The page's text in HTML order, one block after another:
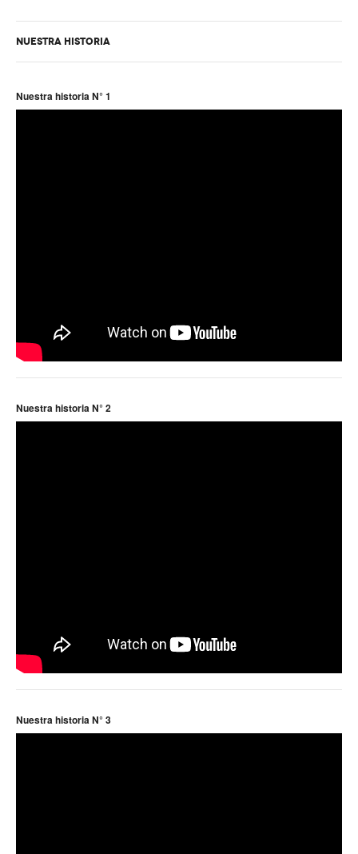
NUESTRA HISTORIA
Nuestra historia N° 1
Nuestra historia N° 2
Nuestra historia N° 3